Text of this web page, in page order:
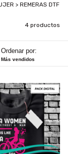
> REMERAS DTF
4 productos
Ordenar por:
Más vendidos